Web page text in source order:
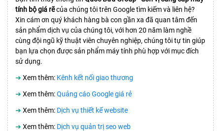
tính bộ giá rẽcủa chúng tôi trên Google tìm kiếm và liên hệ?
Xin cám ơn quý khách hàng bà con gần xa đã quan tâm đến
sản phẩm dịch vụ của chúng tôi, với hơn 20 năm làm nghề
cùng đội ngũ kỹ thuật viên chuyên nghiệp, chúng tôi tự tin giúp
bạn lựa chọn được sản phẩm máy tính phù hợp với mục đích
sử dụng.
➜ Xem thêm: Kênh kết nối giao thương
➜ Xem thêm:Quảng cáo Google giá rẻ
➜ Xem thêm: Dịch vụ thiết kế website
➜ Xem thêm: Dịch vụ quản trị seo web